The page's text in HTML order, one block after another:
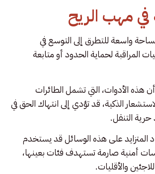
مهب الريح
واسعة للتطرق إلى التوسع في
المراقبة لحماية الحدود أو متابعة
هذه الأدوات، التي تشمل الطائرات
الذكية، قد تؤدي إلى انتهاك الحق في
التنقل.
المتزايد على هذه الوسائل قد يستخدم
أمنية صارمة تستهدف فئات بعينها،
والأقليات.